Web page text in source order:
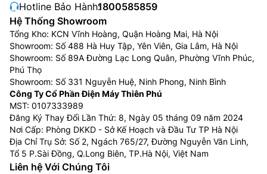
Hotline Bảo Hành:1800585859
Hệ Thống Showroom
Tổng Kho: KCN Vĩnh Hoàng, Quận Hoàng Mai, Hà Nội
Showroom: Số 488 Hà Huy Tập, Yên Viên, Gia Lâm, Hà Nội
Showroom: Số 89A Đường Lạc Long Quân, Phường Vĩnh Phúc,
Phú Thọ
Showroom: Số 331 Nguyễn Huệ, Ninh Phong, Ninh Bình
Công Ty Cổ Phần Điện Máy Thiên Phú
MST: 0107333989
Đăng Ký Thay Đổi Lần Thứ: 8, Ngày 05 tháng 09 năm 2024
Nơi Cấp: Phòng DKKD - Sở Kế Hoạch và Đầu Tư TP Hà Nội
Địa Chỉ Trụ Sở: Số 2, Ngách 765/27, Đường Nguyễn Văn Linh,
Tổ 5 P.Sài Đồng, Q.Long Biên, TP.Hà Nội, Việt Nam
Liên hệ Với Chúng Tôi